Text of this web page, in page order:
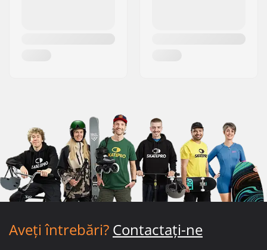
Aveți întrebări? Contactați-ne